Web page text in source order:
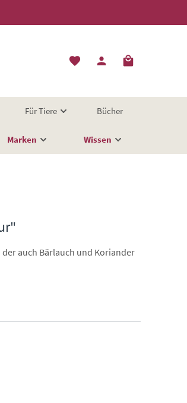
Für Tiere Bücher
Marken Wissen
auch Bärlauch und Koriander